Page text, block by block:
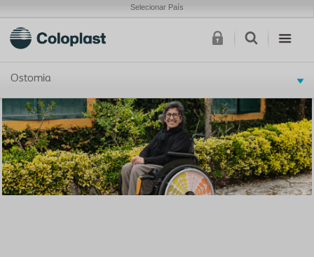
Selecionar País
Ostomia